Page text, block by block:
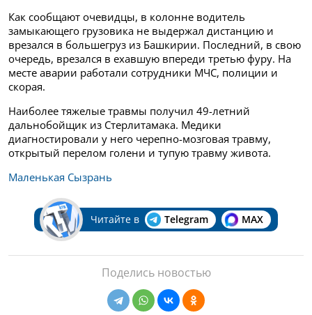
Как сообщают очевидцы, в колонне водитель
замыкающего грузовика не выдержал дистанцию и
врезался в большегруз из Башкирии. Последний, в свою
очередь, врезался в ехавшую впереди третью фуру. На
месте аварии работали сотрудники МЧС, полиции и
скорая.
Наиболее тяжелые травмы получил 49-летний
дальнобойщик из Стерлитамака. Медики
диагностировали у него черепно-мозговая травму,
открытый перелом голени и тупую травму живота.
Маленькая Сызрань
Читайте в Telegram MAX
Поделись новостью